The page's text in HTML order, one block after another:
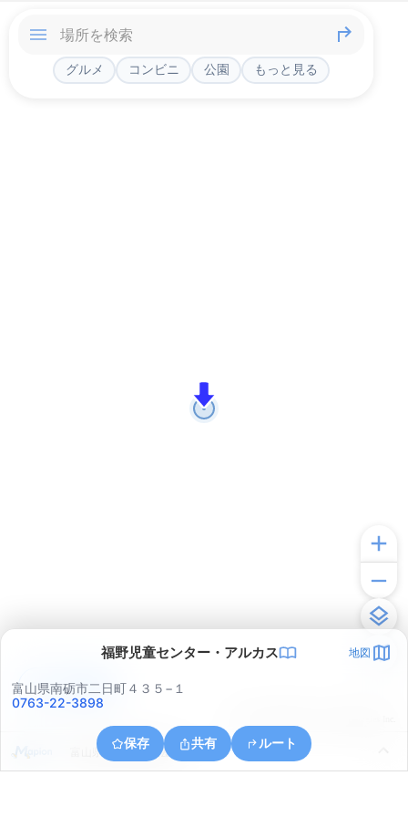
グルメ コンビニ 公園 もっと見る
福野児童センター・アルカス 地図
富山県南砺市二日町４３５−１
0763-22-3898
保存 共有 ルート
富山県小矢部市興法寺
アプリで見る